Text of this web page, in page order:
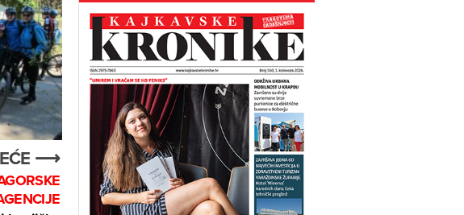
⟶